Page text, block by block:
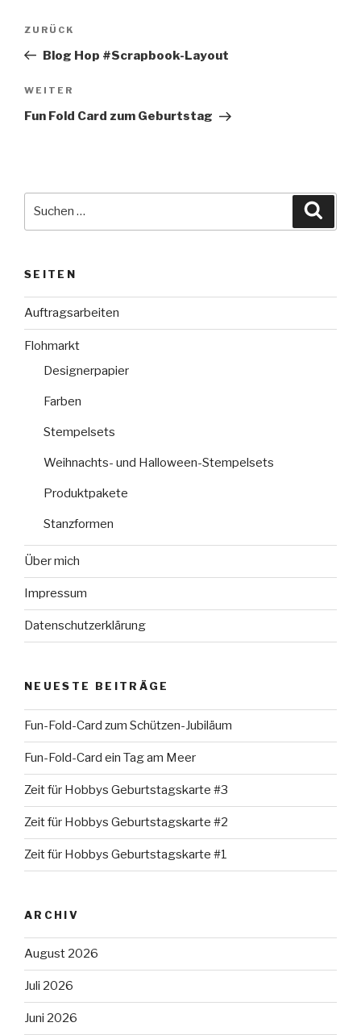
Beitragsnavigation
Vorheriger
Beitrag
ZURÜCK
Blog Hop #Scrapbook-Layout
Nächster
Beitrag
WEITER
Fun Fold Card zum Geburtstag
SEITEN
Auftragsarbeiten
Flohmarkt
Designerpapier
Farben
Stempelsets
Weihnachts- und Halloween-Stempelsets
Produktpakete
Stanzformen
Über mich
Impressum
Datenschutzerklärung
NEUESTE BEITRÄGE
Fun-Fold-Card zum Schützen-Jubiläum
Fun-Fold-Card ein Tag am Meer
Zeit für Hobbys Geburtstagskarte #3
Zeit für Hobbys Geburtstagskarte #2
Zeit für Hobbys Geburtstagskarte #1
ARCHIV
August 2026
Juli 2026
Juni 2026